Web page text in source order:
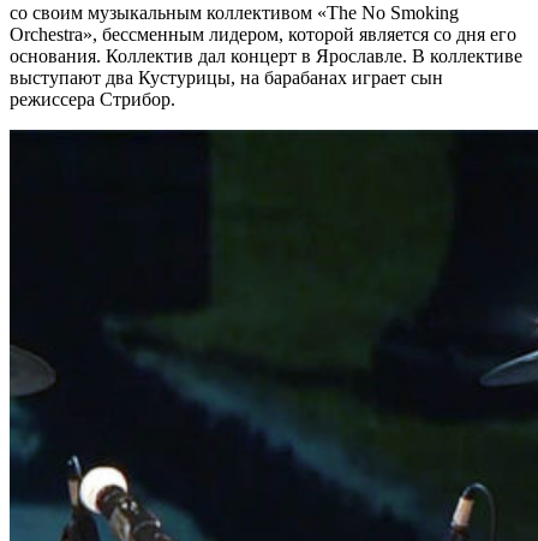
со своим музыкальным коллективом «The No Smoking
Orchestra», бессменным лидером, которой является со дня его
основания. Коллектив дал концерт в Ярославле. В коллективе
выступают два Кустурицы, на барабанах играет сын
режиссера Стрибор.